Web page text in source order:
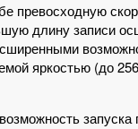
превосходную
длину записи
яркостью (до
запуска